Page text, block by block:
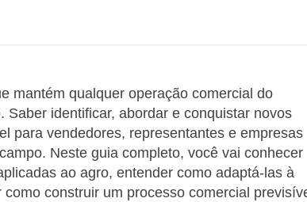
mantém qualquer operação comercial do
identificar, abordar e conquistar novos
para vendedores, representantes e empresas
Neste guia completo, você vai conhecer
ao agro, entender como adaptá-las à
construir um processo comercial